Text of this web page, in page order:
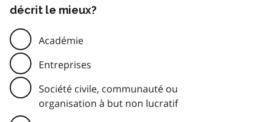
décrit le mieux?
Académie
Entreprises
Société civile, communauté ou
organisation à but non lucratif